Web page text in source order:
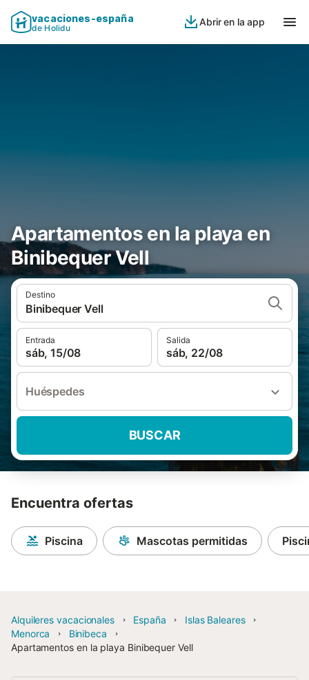
vacaciones-españa
de Holidu
Abrir en la app
Apartamentos en la playa en
Binibequer Vell
Destino
Binibequer Vell
Entrada
sáb, 15/08
Salida
sáb, 22/08
Huéspedes
BUSCAR
Encuentra ofertas
Piscina Mascotas permitidas
Alquileres vacacionales España
Islas Baleares
Menorca
Binibeca
Apartamentos en la playa Binibequer Vell